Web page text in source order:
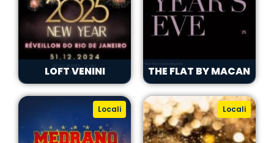
LOFT VENINI THE FLAT BY MACAN
Locali Locali